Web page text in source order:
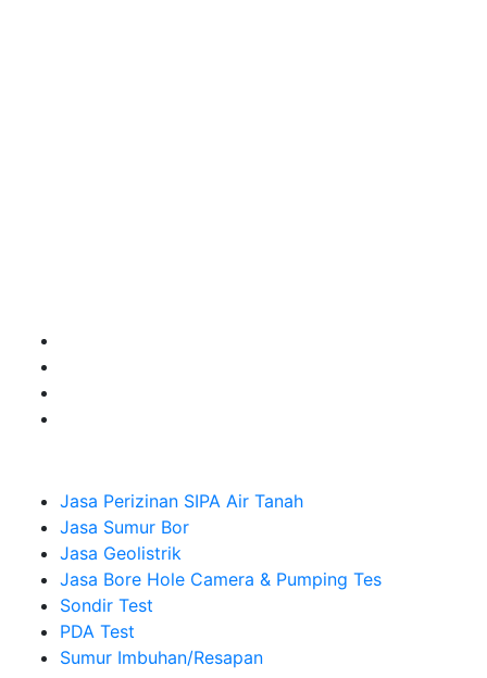
Jasa Perizinan SIPA Air Tanah
Jasa Sumur Bor
Jasa Geolistrik
Jasa Bore Hole Camera & Pumping Tes
Sondir Test
PDA Test
Sumur Imbuhan/Resapan